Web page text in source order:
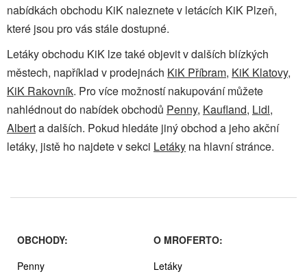
nabídkách obchodu KiK naleznete v letácích KiK Plzeň,
které jsou pro vás stále dostupné.
Letáky obchodu KiK lze také objevit v dalších blízkých
městech, například v prodejnách KiK Příbram, KiK Klatovy,
KiK Rakovník. Pro více možností nakupování můžete
nahlédnout do nabídek obchodů Penny, Kaufland, Lidl,
Alberta dalších. Pokud hledáte jiný obchod a jeho akční
letáky, jistě ho najdete v sekci Letáky na hlavní stránce.
OBCHODY:
Penny
O MROFERTO:
Letáky